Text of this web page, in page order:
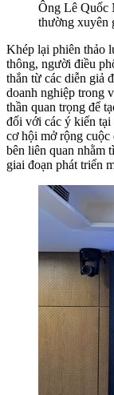
Ông Lê Quốc
thường xuyên
Khép lại phiên thảo
thông, người điều
thắn từ các diễn giả
doanh nghiệp trong
thần quan trọng để
đối với các ý kiến tại
cơ hội mở rộng cuộc
bên liên quan nhằm
giai đoạn phát triển